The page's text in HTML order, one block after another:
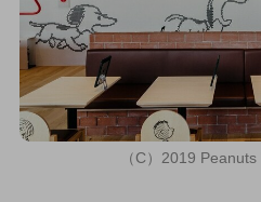
（C）2019